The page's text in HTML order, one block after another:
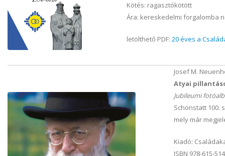
Kötés: ragasztókötött
Ára: kereskedelmi forgalomba
letölthető PDF: 20 éves a
Josef M.
Atyai
Jubileumi
Schönstatt 100.
mely már
Kiadó:
ISBN 978-615-